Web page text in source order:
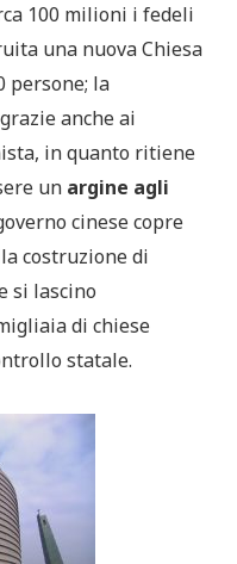
100 milioni i fedeli
una nuova Chiesa
persone; la
anche ai
in quanto ritiene
un argine agli
cinese copre
costruzione di
si lascino
di chiese
statale.